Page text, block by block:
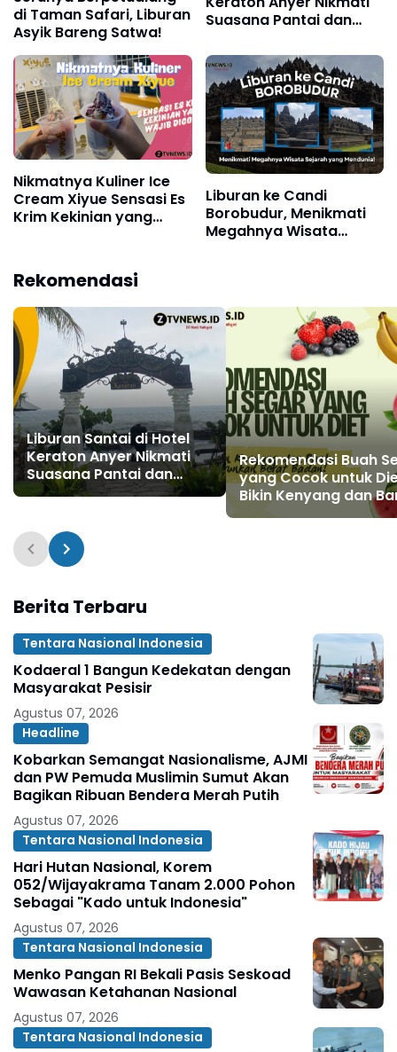
di Taman Safari, Liburan
Asyik Bareng Satwa!
Suasana Pantai dan
Nikmatnya Kuliner Ice
Cream Xiyue Sensasi Es
Krim Kekinian yang
Liburan ke Candi
Borobudur, Menikmati
Megahnya Wisata
Rekomendasi
Liburan Santai di Hotel
Keraton Anyer Nikmati
Suasana Pantai dan
Kenyamanan Maksimal!
Rekomendasi Buah
yang Cocok untuk
Bikin Kenyang dan
Turunkan Berat
Berita Terbaru
Tentara Nasional Indonesia
Kodaeral 1 Bangun Kedekatan dengan
Masyarakat Pesisir ‎
Agustus 07, 2026
Headline
Kobarkan Semangat Nasionalisme, AJMI
dan PW Pemuda Muslimin Sumut Akan
Bagikan Ribuan Bendera Merah Putih
Agustus 07, 2026
Tentara Nasional Indonesia
Hari Hutan Nasional, Korem
052/Wijayakrama Tanam 2.000 Pohon
Sebagai "Kado untuk Indonesia"
Agustus 07, 2026
Tentara Nasional Indonesia
Menko Pangan RI Bekali Pasis Seskoad
Wawasan Ketahanan Nasional
Agustus 07, 2026
Tentara Nasional Indonesia